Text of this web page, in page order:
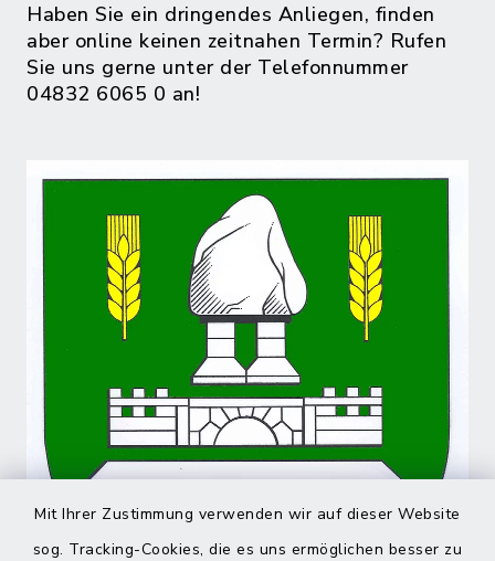
Mit Ihrer Zustimmung verwenden wir auf dieser Website
sog. Tracking-Cookies, die es uns ermöglichen besser zu
Haben Sie ein dringendes Anliegen, finden
aber online keinen zeitnahen Termin? Rufen
Sie uns gerne unter der Telefonnummer
04832 6065 0 an!